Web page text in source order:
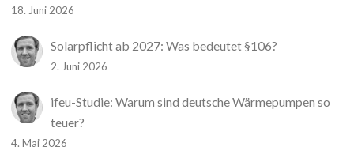
18. Juni 2026
Solarpflicht ab 2027: Was bedeutet §106?
2. Juni 2026
ifeu-Studie: Warum sind deutsche Wärmepumpen so
teuer?
4. Mai 2026